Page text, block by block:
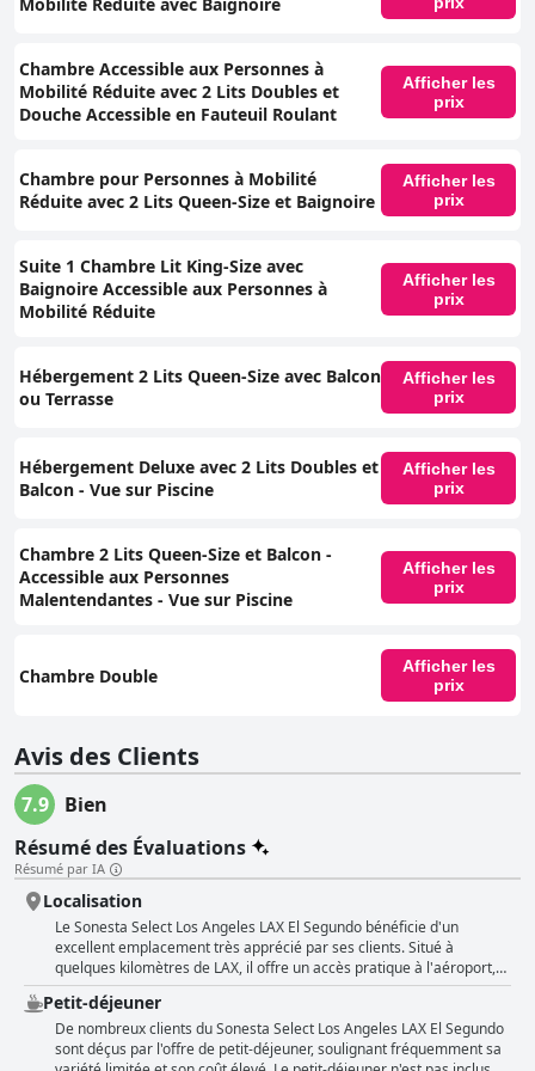
Chambre Accessible aux Personnes à
Mobilité Réduite avec 2 Lits Doubles et
Douche Accessible en Fauteuil Roulant
Afficher les
prix
Chambre pour Personnes à Mobilité
Réduite avec 2 Lits Queen-Size et Baignoire
Afficher les
prix
Suite 1 Chambre Lit King-Size avec
Baignoire Accessible aux Personnes à
Mobilité Réduite
Afficher les
prix
Hébergement 2 Lits Queen-Size avec Balcon
ou Terrasse
Afficher les
prix
Hébergement Deluxe avec 2 Lits Doubles et
Balcon - Vue sur Piscine
Afficher les
prix
Chambre 2 Lits Queen-Size et Balcon -
Accessible aux Personnes
Malentendantes - Vue sur Piscine
Afficher les
prix
Chambre Double
Afficher les
prix
Avis des Clients
7.9
Bien
Résumé des Évaluations
Résumé par IA
Localisation
Le Sonesta Select Los Angeles LAX El Segundo bénéficie d'un
excellent emplacement très apprécié par ses clients. Situé à
quelques kilomètres de LAX, il offre un accès pratique à l'aéroport,
ce qui le rend idéal pour les voyageurs ayant des vols matinaux ou
des escales rapides. L'hôtel propose un service de navette gratuit
vers et depuis l'aéroport, ce qui renforce son attrait pour ceux qui
ont besoin d'options de transport efficaces. Cet emplacement est
Petit-déjeuner
De nombreux clients du Sonesta Select Los Angeles LAX El Segundo
sont déçus par l'offre de petit-déjeuner, soulignant fréquemment sa